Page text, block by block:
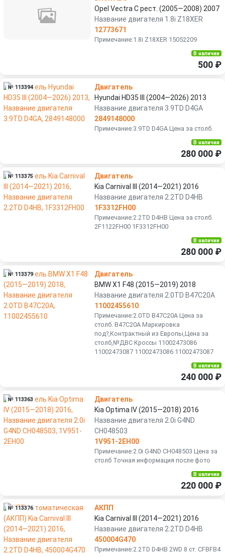
Opel Vectra C рест. (2005—2008) 2007
Название двигателя 1.8i Z18XER
12773671
Примечание:1.8i Z18XER 15052209
В наличии
500 ₽
№ 113394
Двигатель
Hyundai HD35 III (2004—2026) 2013
Название двигателя 3.9TD D4GA
2849148000
Примечание:3.9TD D4GA Цена за столб.
В наличии
280 000 ₽
№ 113375
Двигатель
Kia Carnival III (2014—2021) 2016
Название двигателя 2.2TD D4HB
1F3312FH00
Примечание:2.2TD D4HB Цена за столб.
2F1122FH00 1F3312FH00
В наличии
280 000 ₽
№ 113379
Двигатель
BMW X1 F48 (2015—2019) 2018
Название двигателя 2.0TD B47C20A
11002455610
Примечание:2.0TD B47C20A Цена за
столб. B47C20A Маркировка
под?,Контрактный из Европы,Цена за
столб,№ДВС Кроссы 11002473086
11002473087 11002473086 11002473087
В наличии
240 000 ₽
№ 113363
Двигатель
Kia Optima IV (2015—2018) 2016
Название двигателя 2.0i G4ND
CH048503
1V951-2EH00
Примечание:2.0i G4ND CH048503 Цена за
столб Точная информация после фото
В наличии
220 000 ₽
№ 113376
АКПП
Kia Carnival III (2014—2021) 2016
Название двигателя 2.2TD D4HB
450004G470
Примечание:2.2TD D4HB 2WD 8 ст. CFBFB4